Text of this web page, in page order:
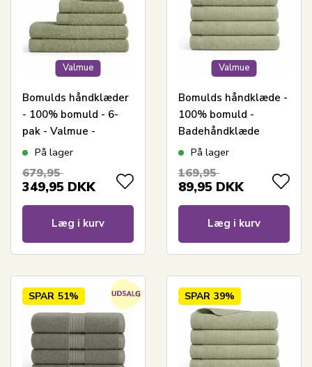
Valmue
Bomulds håndklæder
- 100% bomuld - 6-
pak - Valmue -
Lysegrøn
På lager
679,95
349,95 DKK
Læg i kurv
Valmue
Bomulds håndklæde -
100% bomuld -
Badehåndklæde
70x140 cm - Valmue -
På lager
169,95
89,95 DKK
Læg i kurv
SPAR 51% SPAR 39%